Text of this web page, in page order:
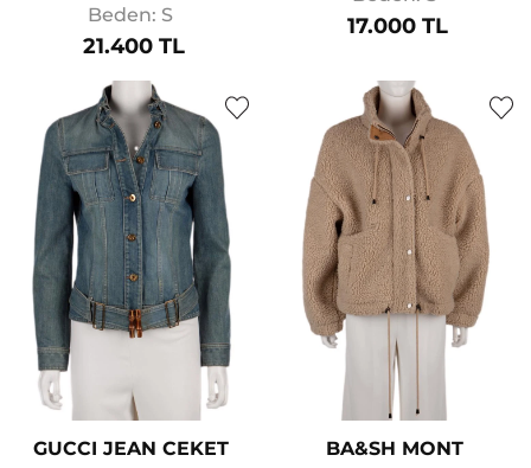
Beden: S
21.400 TL
17.000 TL
GUCCI JEAN CEKET
BA&SH MONT